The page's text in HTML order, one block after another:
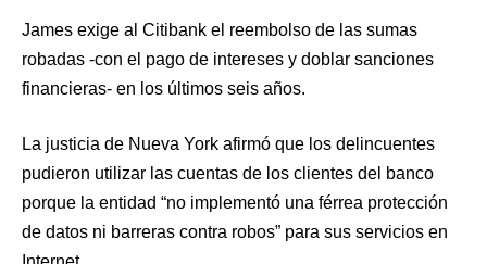
James exige al Citibank el reembolso de las sumas
robadas -con el pago de intereses y doblar sanciones
financieras- en los últimos seis años.
La justicia de Nueva York afirmó que los delincuentes
pudieron utilizar las cuentas de los clientes del banco
porque la entidad “no implementó una férrea protección
de datos ni barreras contra robos” para sus servicios en